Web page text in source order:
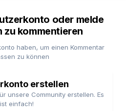
oder melde
zu kommentieren
haben, um einen Kommentar
zu können
erstellen
unsere Community erstellen. Es
ist einfach!